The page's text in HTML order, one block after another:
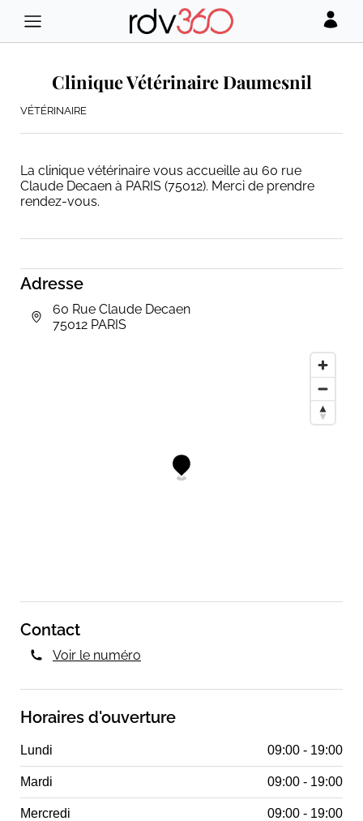
Adresse
60 Rue Claude Decaen
75012 PARIS
Contact
Voir le numéro
Horaires d'ouverture
Lundi 09:00 - 19:00
Mardi 09:00 - 19:00
Mercredi 09:00 - 19:00
Clinique Vétérinaire Daumesnil
VÉTÉRINAIRE
La clinique vétérinaire vous accueille au 60 rue
Claude Decaen à PARIS (75012). Merci de prendre
rendez-vous.